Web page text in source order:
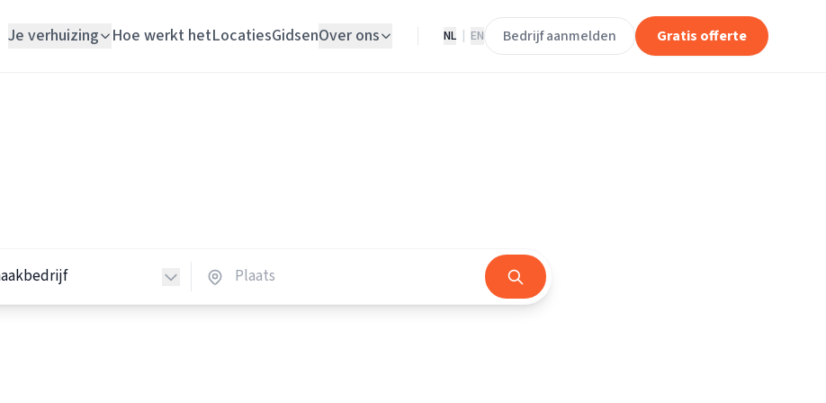
Je verhuizing Hoe werkt hetLocatiesGidsenOver ons NL EN Bedrijf aanmelden Gratis offerte